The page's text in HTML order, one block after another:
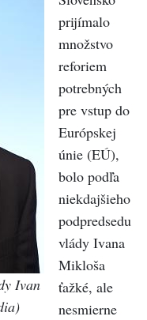
Ivan
prijímalo
množstvo
reforiem
potrebných
pre vstup do
Európskej
únie (EÚ),
bolo podľa
niekdajšieho
podpredsedu
vlády Ivana
Mikloša
ťažké, ale
nesmierne